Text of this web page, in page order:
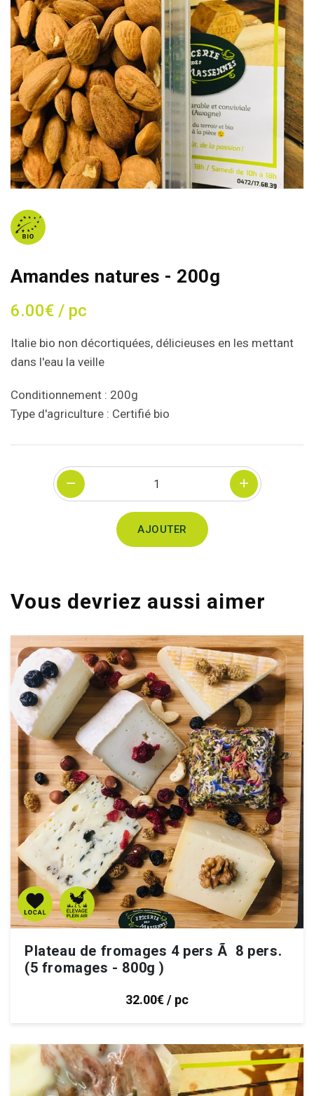
Amandes natures - 200g
6.00€ / pc
Italie bio non décortiquées, délicieuses en les mettant
dans l'eau la veille
Conditionnement : 200g
Type d'agriculture : Certifié bio
Quantité
AJOUTER
Vous devriez aussi aimer
Plateau de fromages 4 pers Ã 8 pers.
(5 fromages - 800g )
32.00€ / pc